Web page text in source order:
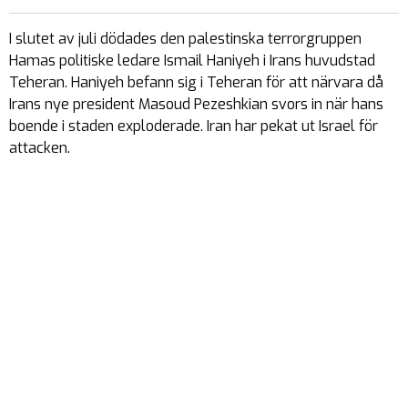
I slutet av juli dödades den palestinska terrorgruppen
Hamas politiske ledare Ismail Haniyeh i Irans huvudstad
Teheran. Haniyeh befann sig i Teheran för att närvara då
Irans nye president Masoud Pezeshkian svors in när hans
boende i staden exploderade. Iran har pekat ut Israel för
attacken.